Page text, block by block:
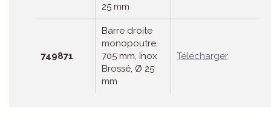
25 mm
749871
Barre droite
monopoutre,
705 mm, Inox
Brossé, Ø 25
mm
Télécharger